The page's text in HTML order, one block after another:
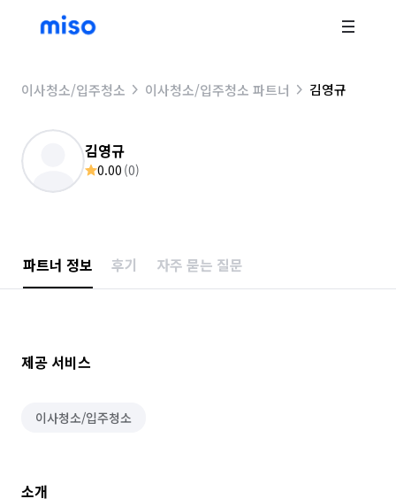
이사청소/입주청소 이사청소/입주청소 파트너 김영규
김영규
0.00 (0)
파트너 정보 후기 자주 묻는 질문
제공 서비스
이사청소/입주청소
소개